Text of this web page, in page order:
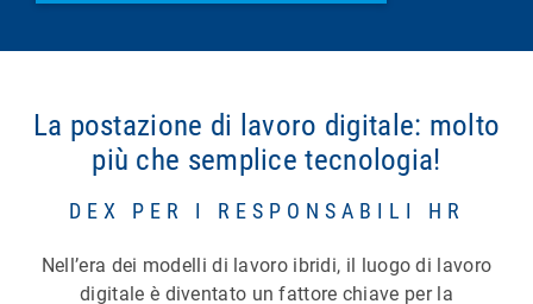
La postazione di lavoro digitale: molto
più che semplice tecnologia!
DEX PER I RESPONSABILI HR
Nell’era dei modelli di lavoro ibridi, il luogo di lavoro
digitale è diventato un fattore chiave per la